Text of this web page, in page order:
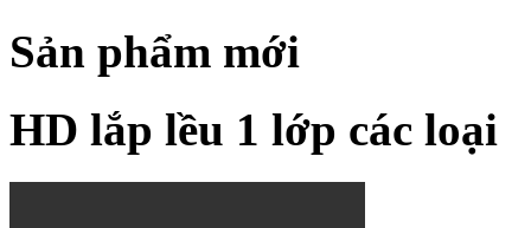
Sản phẩm mới
HD lắp lều 1 lớp các loại